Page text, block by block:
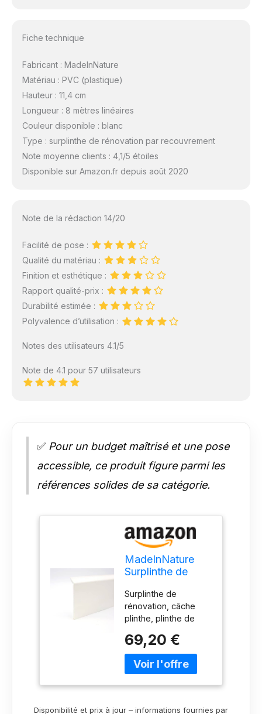
Fiche technique
Fabricant : MadeInNature
Matériau : PVC (plastique)
Hauteur : 11,4 cm
Longueur : 8 mètres linéaires
Couleur disponible : blanc
Type : surplinthe de rénovation par recouvrement
Note moyenne clients : 4,1/5 étoiles
Disponible sur Amazon.fr depuis août 2020
Note de la rédaction 14/20
Facilité de pose :
Qualité du matériau :
Finition et esthétique :
Rapport qualité-prix :
Durabilité estimée :
Polyvalence d’utilisation :
Notes des utilisateurs 4.1/5
Note de 4.1 pour 57 utilisateurs
✅ Pour un budget maîtrisé et une pose
accessible, ce produit figure parmi les
références solides de sa catégorie.
MadeInNature
Surplinthe de
PVC, Plinthe à
recouvrement
blanche ou grise
haute qualité de
MadeInNature
hauteur 11.4 cm,
Longueur au
choix (8 ML,
Surplinthe de
rénovation, câche
plinthe, plinthe de
PVC, elle sera facile à
poser, pour une
rénovation de pièce.
69,20 €
Disponibilité et prix à jour – informations fournies par